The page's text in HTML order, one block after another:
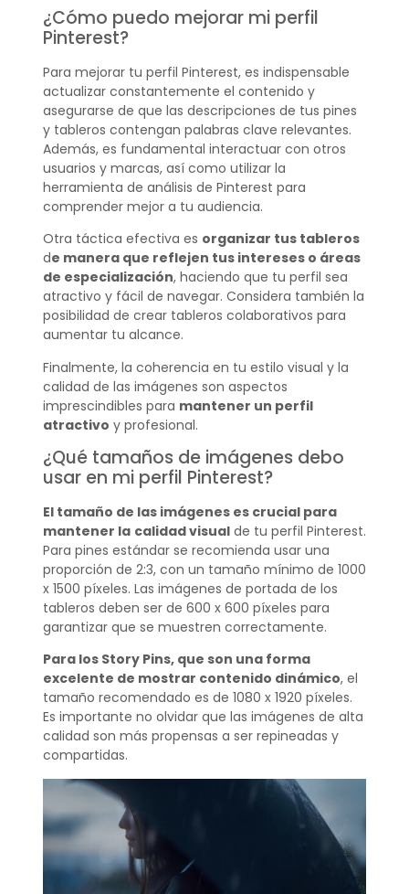
¿Cómo puedo mejorar mi perfil
Pinterest?
Para mejorar tu perfil Pinterest, es indispensable
actualizar constantemente el contenido y
asegurarse de que las descripciones de tus pines
y tableros contengan palabras clave relevantes.
Además, es fundamental interactuar con otros
usuarios y marcas, así como utilizar la
herramienta de análisis de Pinterest para
comprender mejor a tu audiencia.
Otra táctica efectiva es organizar tus tableros
de manera que reflejen tus intereses o áreas
de especialización, haciendo que tu perfil sea
atractivo y fácil de navegar. Considera también la
posibilidad de crear tableros colaborativos para
aumentar tu alcance.
Finalmente, la coherencia en tu estilo visual y la
calidad de las imágenes son aspectos
imprescindibles para mantener un perfil
atractivo y profesional.
¿Qué tamaños de imágenes debo
usar en mi perfil Pinterest?
El tamaño de las imágenes es crucial para
mantener la calidad visualde tu perfil Pinterest.
Para pines estándar se recomienda usar una
proporción de 2:3, con un tamaño mínimo de 1000
x 1500 píxeles. Las imágenes de portada de los
tableros deben ser de 600 x 600 píxeles para
garantizar que se muestren correctamente.
Para los Story Pins, que son una forma
excelente de mostrar contenido dinámico, el
tamaño recomendado es de 1080 x 1920 píxeles.
Es importante no olvidar que las imágenes de alta
calidad son más propensas a ser repineadas y
compartidas.